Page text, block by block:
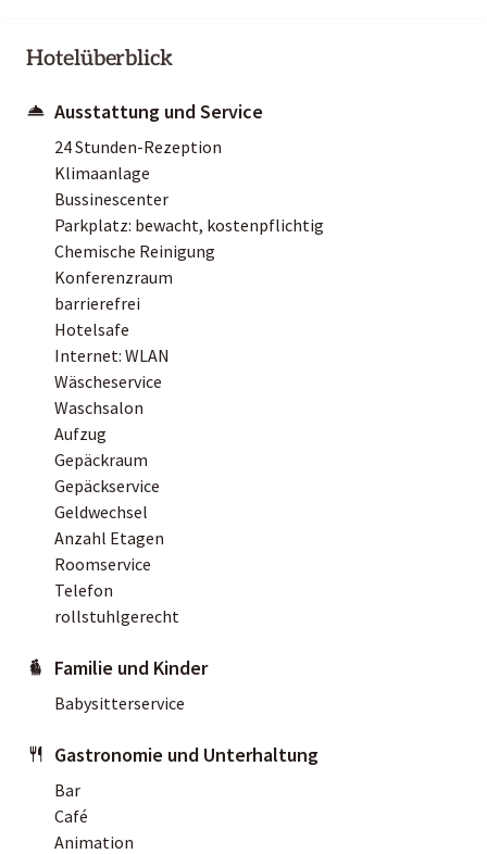
Hotelüberblick
Ausstattung und Service
24 Stunden-Rezeption
Klimaanlage
Bussinescenter
Parkplatz: bewacht, kostenpflichtig
Chemische Reinigung
Konferenzraum
barrierefrei
Hotelsafe
Internet: WLAN
Wäscheservice
Waschsalon
Aufzug
Gepäckraum
Gepäckservice
Geldwechsel
Anzahl Etagen
Roomservice
Telefon
rollstuhlgerecht
Familie und Kinder
Babysitterservice
Gastronomie und Unterhaltung
Bar
Café
Animation